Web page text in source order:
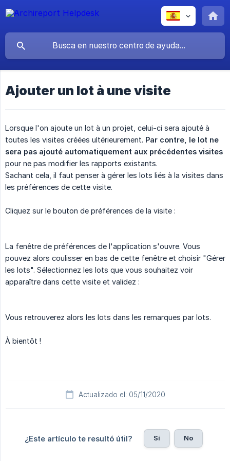
Ajouter un lot à une visite
Lorsque l'on ajoute un lot à un projet, celui-ci sera ajouté à
toutes les visites créées ultérieurement. Par contre, le lot ne
sera pas ajouté automatiquement aux précédentes visites
pour ne pas modifier les rapports existants.
Sachant cela, il faut penser à gérer les lots liés à la visites dans
les préférences de cette visite.
Cliquez sur le bouton de préférences de la visite :
La fenêtre de préférences de l'application s'ouvre. Vous
pouvez alors coulisser en bas de cette fenêtre et choisir "Gérer
les lots". Sélectionnez les lots que vous souhaitez voir
apparaître dans cette visite et validez :
Vous retrouverez alors les lots dans les remarques par lots.
À bientôt !
Actualizado el: 05/11/2020
¿Este artículo te resultó útil? Sí No